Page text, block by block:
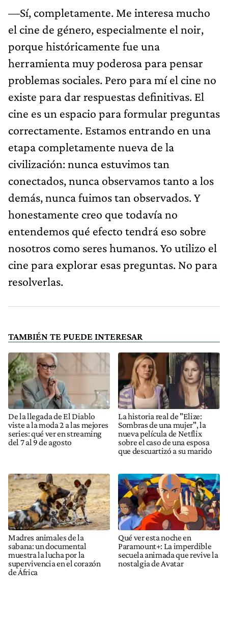
—Sí, completamente. Me interesa mucho
el cine de género, especialmente el noir,
porque históricamente fue una
herramienta muy poderosa para pensar
problemas sociales. Pero para mí el cine no
existe para dar respuestas definitivas. El
cine es un espacio para formular preguntas
correctamente. Estamos entrando en una
etapa completamente nueva de la
civilización: nunca estuvimos tan
conectados, nunca observamos tanto a los
demás, nunca fuimos tan observados. Y
honestamente creo que todavía no
entendemos qué efecto tendrá eso sobre
nosotros como seres humanos. Yo utilizo el
cine para explorar esas preguntas. No para
resolverlas.
TAMBIÉN TE PUEDE INTERESAR
De la llegada de El Diablo
viste a la moda 2 a las mejores
series: qué ver en streaming
del 7 al 9 de agosto
La historia real de "Elize:
Sombras de una mujer", la
nueva película de Netflix
sobre el caso de una esposa
que descuartizó a su marido
Madres animales de la
sabana: un documental
muestra la lucha por la
supervivencia en el corazón
de África
Qué ver esta noche en
Paramount+: La imperdible
secuela animada que revive la
nostalgia de Avatar